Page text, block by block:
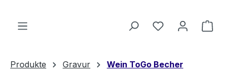
Du hast 0
Produkte Gravur Wein ToGo Becher